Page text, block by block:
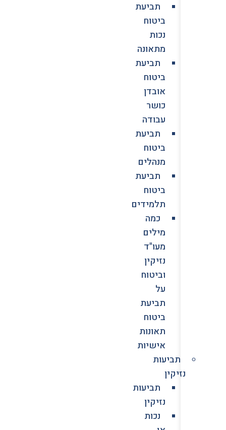
תביעת
ביטוח
נכות
מתאונה
תביעת
ביטוח
אובדן
כושר
עבודה
תביעת
ביטוח
מנהלים
תביעת
ביטוח
תלמידים
כמה
מילים
מעו"ד
נזיקין
וביטוח
על
תביעת
ביטוח
תאונות
אישיות
תביעות
נזיקין
תביעות
נזיקין
נכות